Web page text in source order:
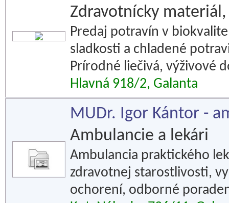
Zdravotnícky
Predaj potravín v
sladkosti a chladené
Prírodné liečivá, výživové
Hlavná 918/2, Galanta
MUDr. Igor Kántor -
Ambulancie a lekári
Ambulancia praktického
zdravotnej starostlivosti,
ochorení, odborné